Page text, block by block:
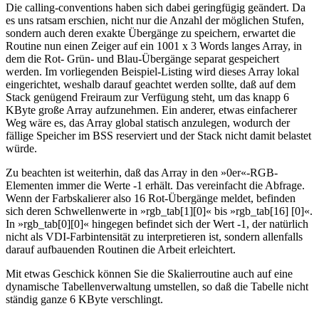
Die calling-conventions haben sich dabei geringfügig geändert. Da
es uns ratsam erschien, nicht nur die Anzahl der möglichen Stufen,
sondern auch deren exakte Übergänge zu speichern, erwartet die
Routine nun einen Zeiger auf ein 1001 x 3 Words langes Array, in
dem die Rot- Grün- und Blau-Übergänge separat gespeichert
werden. Im vorliegenden Beispiel-Listing wird dieses Array lokal
eingerichtet, weshalb darauf geachtet werden sollte, daß auf dem
Stack genügend Freiraum zur Verfügung steht, um das knapp 6
KByte große Array aufzunehmen. Ein anderer, etwas einfacherer
Weg wäre es, das Array global statisch anzulegen, wodurch der
fällige Speicher im BSS reserviert und der Stack nicht damit belastet
würde.
Zu beachten ist weiterhin, daß das Array in den »0er«-RGB-
Elementen immer die Werte -1 erhält. Das vereinfacht die Abfrage.
Wenn der Farbskalierer also 16 Rot-Übergänge meldet, befinden
sich deren Schwellenwerte in »rgb_tab[1][0]« bis »rgb_tab[16] [0]«.
In »rgb_tab[0][0]« hingegen befindet sich der Wert -1, der natürlich
nicht als VDI-Farbintensität zu interpretieren ist, sondern allenfalls
darauf aufbauenden Routinen die Arbeit erleichtert.
Mit etwas Geschick können Sie die Skalierroutine auch auf eine
dynamische Tabellenverwaltung umstellen, so daß die Tabelle nicht
ständig ganze 6 KByte verschlingt.